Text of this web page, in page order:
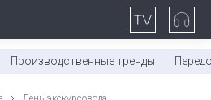
Производственные тренды